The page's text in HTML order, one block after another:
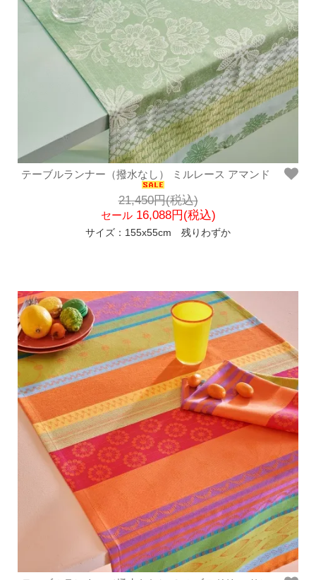
テーブルランナー（撥水なし） ミルレース アマンド
21,450円(税込)
セール16,088円(税込)
サイズ：155x55cm 残りわずか